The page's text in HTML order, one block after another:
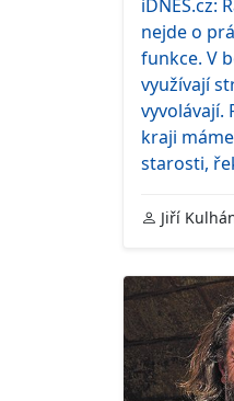
iDNES.cz:
nejde o
funkce. V
využívají
vyvolávají.
kraji
starosti,
Jiří